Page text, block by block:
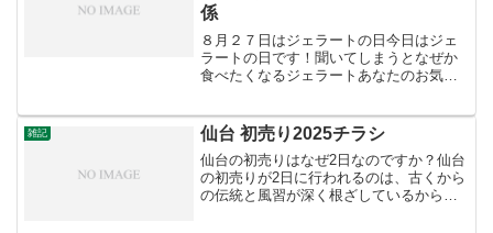
係
８月２７日はジェラートの日今日はジェ
ラートの日です！聞いてしまうとなぜか
食べたくなるジェラートあなたのお気に
の日」です。ジェラートのおいしさや魅
力を多くの人に知って...
雑記 仙台 初売り2025チラシ
仙台の初売りはなぜ2日なのですか？仙台
の初売りが2日に行われるのは、古くから
の伝統と風習が深く根ざしているからで